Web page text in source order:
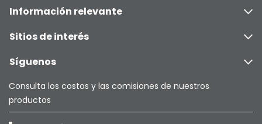
Información relevante
Sitios de interés
Síguenos
Consulta los costos y las comisiones de nuestros
productos